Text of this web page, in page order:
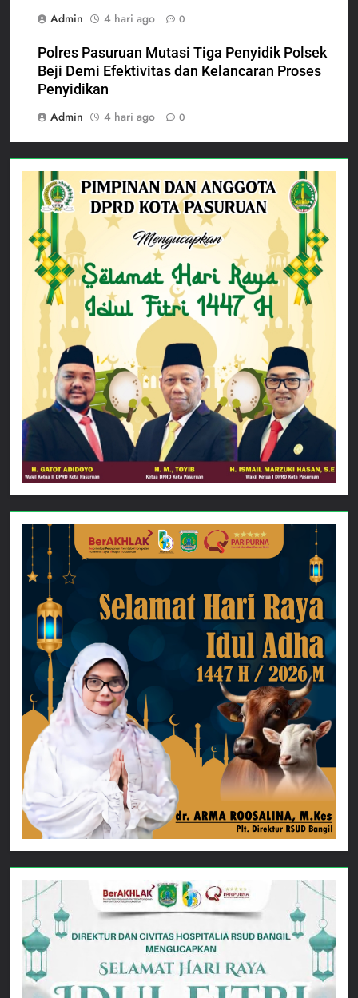
Admin
4 hari ago 0
Polres Pasuruan Mutasi Tiga Penyidik Polsek
Beji Demi Efektivitas dan Kelancaran Proses
Penyidikan
Admin
4 hari ago 0